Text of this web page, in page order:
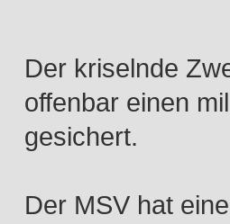
Der kriselnde
offenbar einen
gesichert.
Der MSV hat